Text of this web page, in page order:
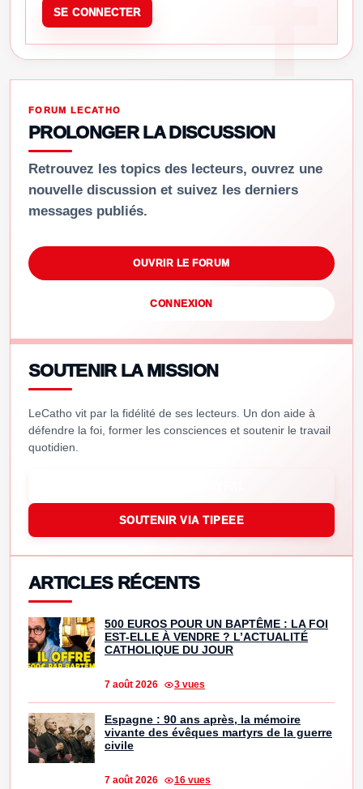
SE CONNECTER
FORUM LECATHO
PROLONGER LA DISCUSSION
Retrouvez les topics des lecteurs, ouvrez une
nouvelle discussion et suivez les derniers
messages publiés.
OUVRIR LE FORUM
CONNEXION
SOUTENIR LA MISSION
LeCatho vit par la fidélité de ses lecteurs. Un don aide à
défendre la foi, former les consciences et soutenir le travail
quotidien.
SOUTENIR VIA TIPEEE
ARTICLES RÉCENTS
500 EUROS POUR UN BAPTÊME : LA FOI
EST-ELLE À VENDRE ? L’ACTUALITÉ
CATHOLIQUE DU JOUR
7 août 2026 3 vues
Espagne : 90 ans après, la mémoire
vivante des évêques martyrs de la guerre
civile
7 août 2026 16 vues